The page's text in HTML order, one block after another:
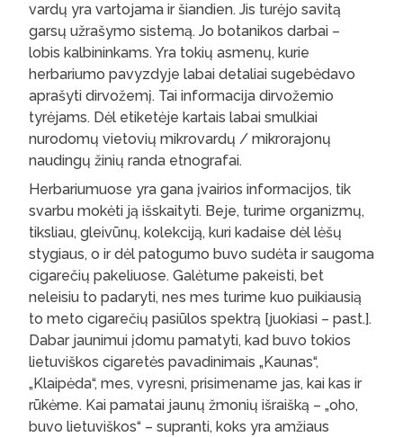
vardų yra vartojama ir šiandien. Jis turėjo savitą
garsų užrašymo sistemą. Jo botanikos darbai –
lobis kalbininkams. Yra tokių asmenų, kurie
herbariumo pavyzdyje labai detaliai sugebėdavo
aprašyti dirvožemį. Tai informacija dirvožemio
tyrėjams. Dėl etiketėje kartais labai smulkiai
nurodomų vietovių mikrovardų / mikrorajonų
naudingų žinių randa etnografai.
Herbariumuose yra gana įvairios informacijos, tik
svarbu mokėti ją išskaityti. Beje, turime organizmų,
tiksliau, gleivūnų, kolekciją, kuri kadaise dėl lėšų
stygiaus, o ir dėl patogumo buvo sudėta ir saugoma
cigarečių pakeliuose. Galėtume pakeisti, bet
neleisiu to padaryti, nes mes turime kuo puikiausią
to meto cigarečių pasiūlos spektrą [juokiasi – past.].
Dabar jaunimui įdomu pamatyti, kad buvo tokios
lietuviškos cigaretės pavadinimais „Kaunas“,
„Klaipėda“, mes, vyresni, prisimename jas, kai kas ir
rūkėme. Kai pamatai jaunų žmonių išraišką – „oho,
buvo lietuviškos“ – supranti, koks yra amžiaus